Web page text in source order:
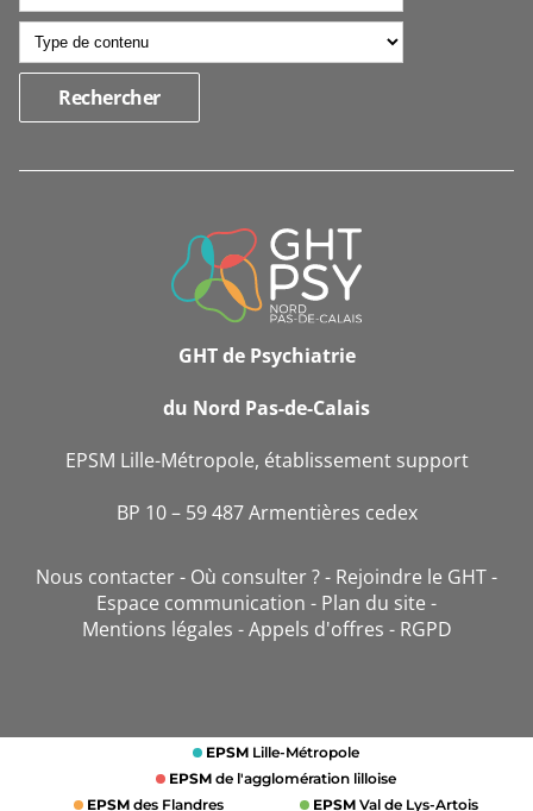
EPSM Lille-Métropole
EPSM de l'agglomération lilloise
EPSM des Flandres EPSM Val de Lys-Artois
INFORMATIONS
GHT de Psychiatrie
du Nord Pas-de-Calais
EPSM Lille-Métropole, établissement support
BP 10 – 59 487 Armentières cedex
Nous contacter Où consulter ?
Rejoindre le GHT
Espace communication
Plan du site
Mentions légales
Appels d'offres RGPD